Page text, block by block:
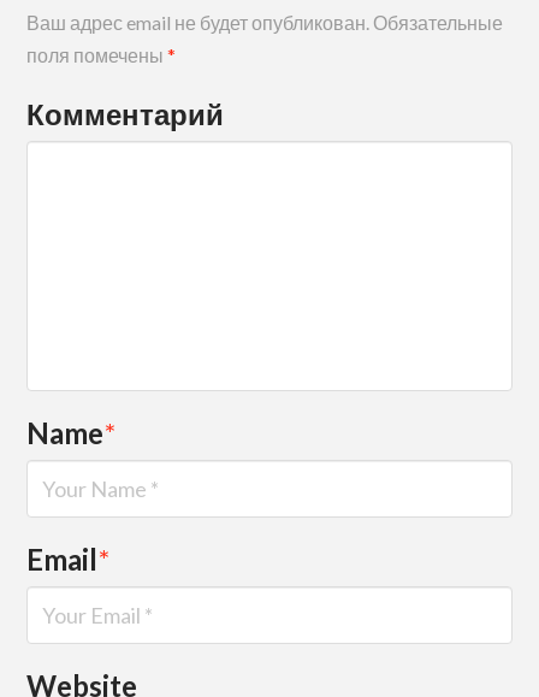
Ваш адрес email не будет опубликован. Обязательные
поля помечены*
Комментарий
Name*
Email*
Website